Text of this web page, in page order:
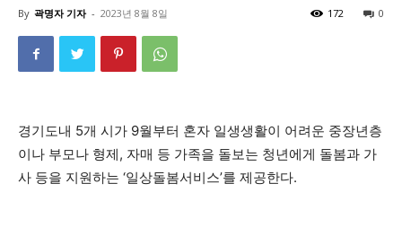
By 곽명자 기자 - 2023년 8월 8일 0
172
경기도내 5개 시가 9월부터 혼자 일생생활이 어려운 중장년층
이나 부모나 형제, 자매 등 가족을 돌보는 청년에게 돌봄과 가
사 등을 지원하는 ‘일상돌봄서비스’를 제공한다.